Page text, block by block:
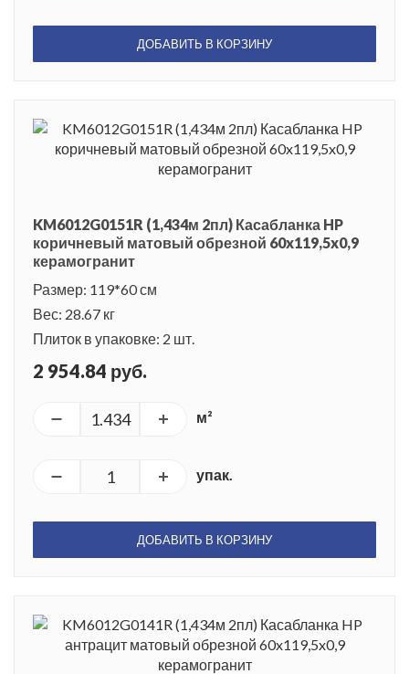
ДОБАВИТЬ В КОРЗИНУ
KM6012G0151R (1,434м 2пл) Касабланка HP
коричневый матовый обрезной 60x119,5x0,9
керамогранит
Размер: 119*60 см
Вес: 28.67 кг
Плиток в упаковке: 2 шт.
2 954.84 руб.
м²
упак.
ДОБАВИТЬ В КОРЗИНУ